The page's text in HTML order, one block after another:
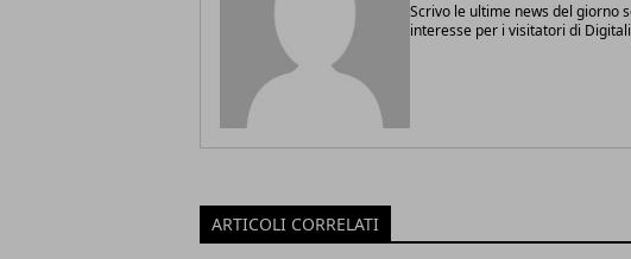
Scrivo le ultime news del giorno
interesse per i visitatori di
ARTICOLI CORRELATI